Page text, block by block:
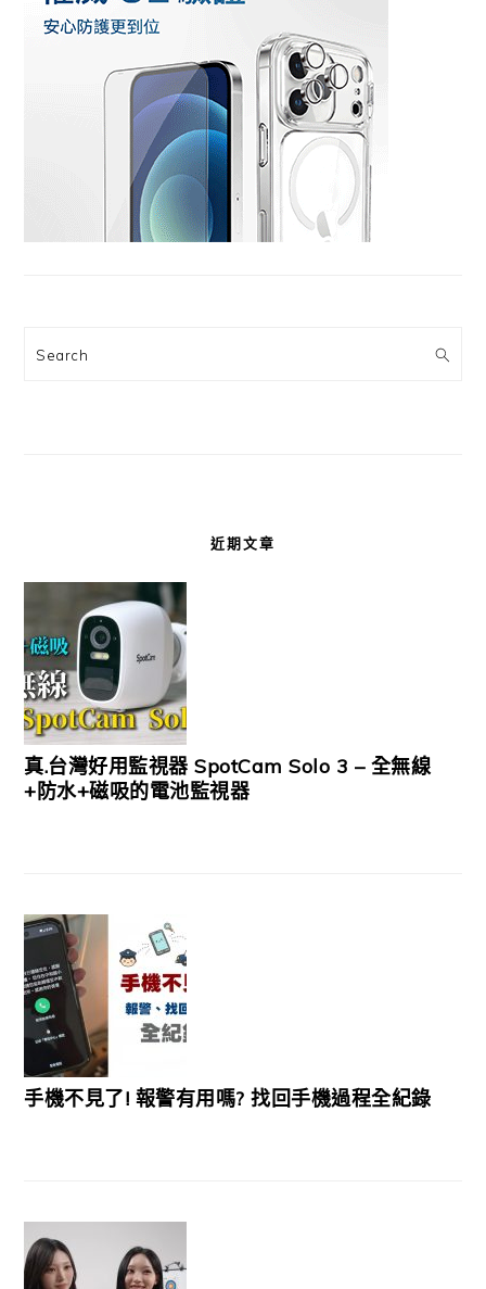
Search
近期文章
真.台灣好用監視器 SpotCam Solo 3 – 全無線
+防水+磁吸的電池監視器
手機不見了! 報警有用嗎? 找回手機過程全紀錄